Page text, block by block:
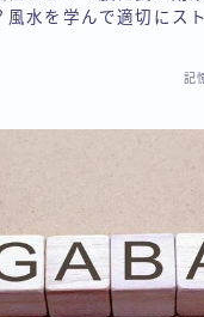
風水を学んで適切にス
記